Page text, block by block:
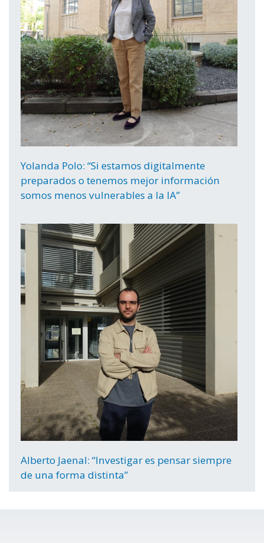
Yolanda Polo: “Si estamos digitalmente
preparados o tenemos mejor información
somos menos vulnerables a la IA”
Alberto Jaenal: “Investigar es pensar siempre
de una forma distinta”